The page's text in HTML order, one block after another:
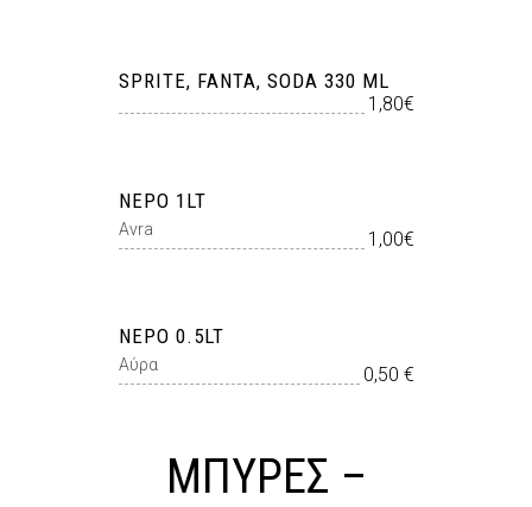
SPRITE, FANTA, SODA 330 ML
1,80€
ΝΕΡΟ 1LT
Avra 1,00€
ΝΕΡΟ 0.5LT
Αύρα 0,50 €
ΜΠΥΡΕΣ –